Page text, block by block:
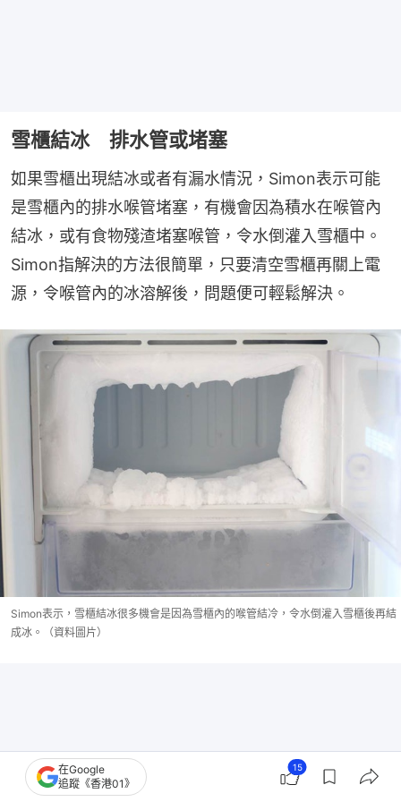
雪櫃結冰 排水管或堵塞
如果雪櫃出現結冰或者有漏水情況，Simon表示可能
是雪櫃內的排水喉管堵塞，有機會因為積水在喉管內
結冰，或有食物殘渣堵塞喉管，令水倒灌入雪櫃中。
Simon指解決的方法很簡單，只要清空雪櫃再關上電
源，令喉管內的冰溶解後，問題便可輕鬆解決。
Simon表示，雪櫃結冰很多機會是因為雪櫃內的喉管結冷，令水倒灌入雪櫃後再結
成冰。（資料圖片）
在Google
追蹤《香港01》
15